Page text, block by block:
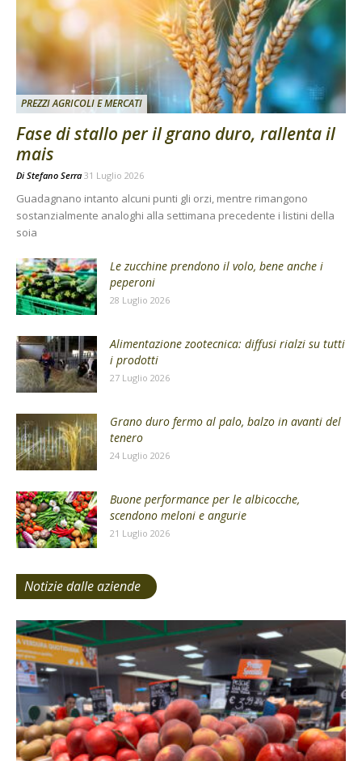
PREZZI AGRICOLI E MERCATI
Fase di stallo per il grano duro, rallenta il
mais
Di Stefano Serra 31 Luglio 2026
Guadagnano intanto alcuni punti gli orzi, mentre rimangono
sostanzialmente analoghi alla settimana precedente i listini della
soia
Le zucchine prendono il volo, bene anche i
peperoni
28 Luglio 2026
Alimentazione zootecnica: diffusi rialzi su tutti
i prodotti
27 Luglio 2026
Grano duro fermo al palo, balzo in avanti del
tenero
24 Luglio 2026
Buone performance per le albicocche,
scendono meloni e angurie
21 Luglio 2026
Notizie dalle aziende